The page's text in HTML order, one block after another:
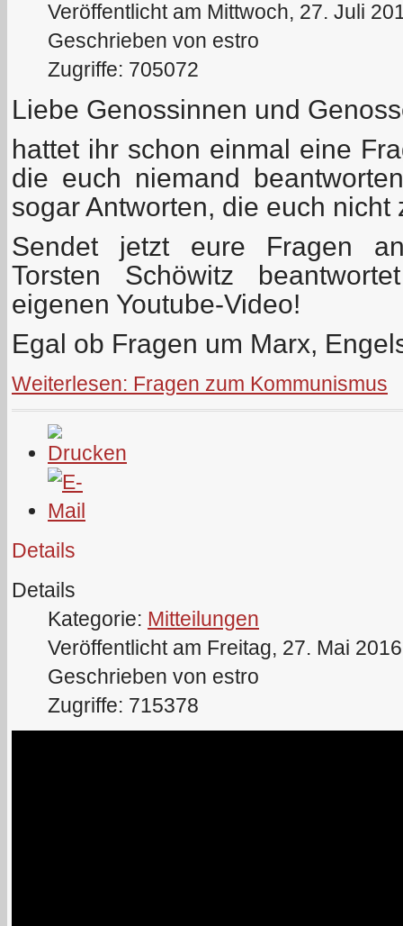
Veröffentlicht am Mittwoch, 27. Juli
Geschrieben von estro
Zugriffe: 705072
Liebe Genossinnen und
hattet ihr schon einmal eine
die euch niemand
sogar Antworten, die euch nicht
Sendet jetzt eure Fragen
Torsten Schöwitz
eigenen Youtube-Video!
Egal ob Fragen um Marx,
Weiterlesen: Fragen zum Kommunismus
Details
Details
Kategorie: Mitteilungen
Veröffentlicht am Freitag, 27. Mai
Geschrieben von estro
Zugriffe: 715378